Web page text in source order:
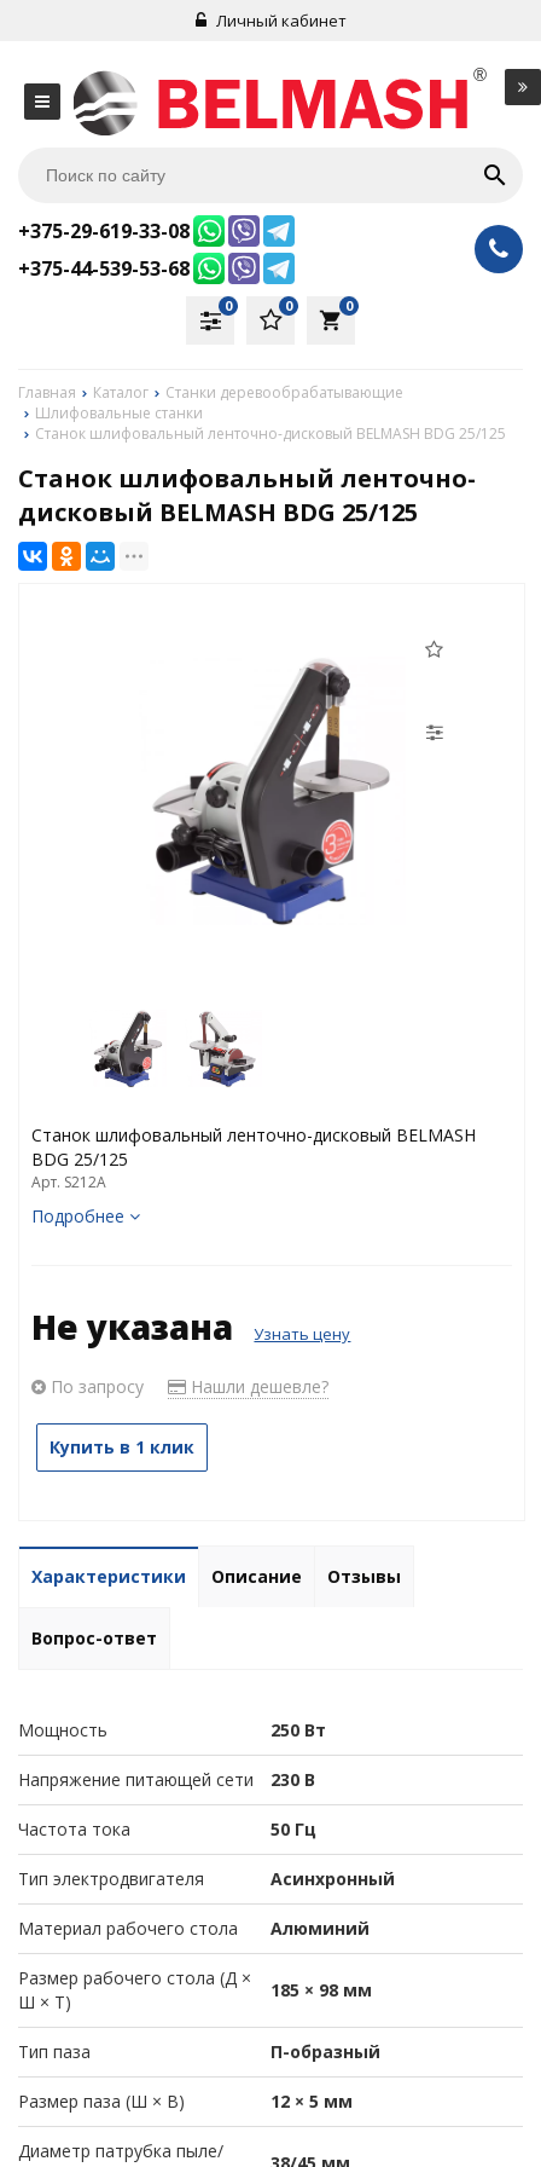
Личный кабинет
+375-29-619-33-08
+375-44-539-53-68
local_grocery_store
0
0
0
Главная Каталог
Станки деревообрабатывающие
Шлифовальные станки
Станок шлифовальный ленточно-дисковый BELMASH BDG 25/125
Станок шлифовальный ленточно-
дисковый BELMASH BDG 25/125
Станок шлифовальный ленточно-дисковый BELMASH
BDG 25/125
Арт. S212A
Подробнее
Не указана Узнать цену
По запросу Нашли дешевле?
Купить в 1 клик
Характеристики Описание Отзывы
Вопрос-ответ
Мощность 250 Вт
Напряжение питающей сети 230 В
Частота тока 50 Гц
Тип электродвигателя Асинхронный
Материал рабочего стола Алюминий
Размер рабочего стола (Д ×
Ш × Т)
185 × 98 мм
Тип паза П-образный
Размер паза (Ш × В) 12 × 5 мм
Диаметр патрубка пыле/